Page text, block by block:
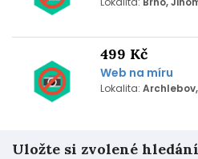
499 Kč
Web na míru
Lokalita:
Uložte si zvolené hledání